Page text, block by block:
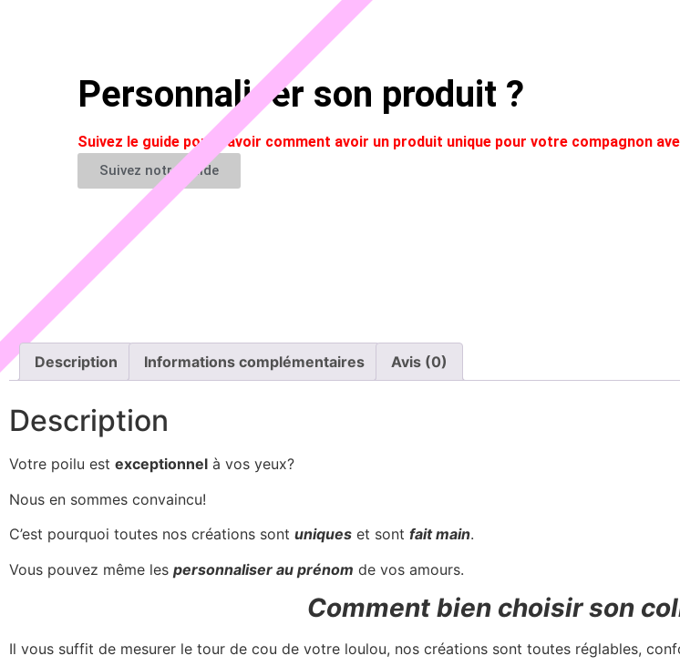
Personnaliser son produit ?
Suivez le guide pour savoir comment avoir un produit unique pour votre compagnon
Suivez notre guide
Description Informations complémentaires Avis (0)
Description
Votre poilu est exceptionnel à vos yeux?
Nous en sommes convaincu!
C’est pourquoi toutes nos créations sont uniques et sont fait main.
Vous pouvez même les personnaliser au prénom de vos amours.
Comment bien choisir son
Il vous suffit de mesurer le tour de cou de votre loulou, nos créations sont toutes réglables,